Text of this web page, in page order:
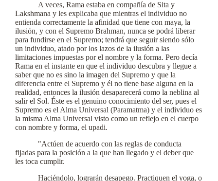
A veces, Rama estaba en compañía de Sita y
Lakshmana y les explicaba que mientras el individuo no
entienda correctamente la afinidad que tiene con maya, la
ilusión, y con el Supremo Brahman, nunca se podrá liberar
para fundirse en el Supremo; tendrá que seguir siendo sólo
un individuo, atado por los lazos de la ilusión a las
limitaciones impuestas por el nombre y la forma. Pero decía
Rama en el instante en que el individuo descubra y llegue a
saber que no es sino la imagen del Supremo y que la
diferencia entre el Supremo y él no tiene base alguna en la
realidad, entonces la ilusión desaparecerá como la neblina al
salir el Sol. Éste es el genuino conocimiento del ser, pues el
Supremo es el Alma Universal (Paramatma) y el individuo es
la misma Alma Universal visto como un reflejo en el cuerpo
con nombre y forma, el upadi.
"Actúen de acuerdo con las reglas de conducta
fijadas para la posición a la que han llegado y el deber que
les toca cumplir.
Haciéndolo, lograrán desapego. Practiquen el yoga, o